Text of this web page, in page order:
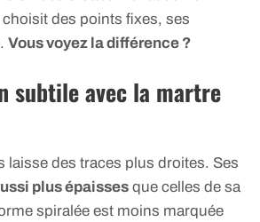
des points fixes, ses
Vous voyez la différence ?
subtile avec la martre
laisse des traces plus droites. Ses
plus épaisses que celles de sa
spiralée est moins marquée